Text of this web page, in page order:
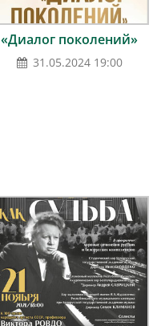
«Диалог поколений»
31.05.2024 19:00